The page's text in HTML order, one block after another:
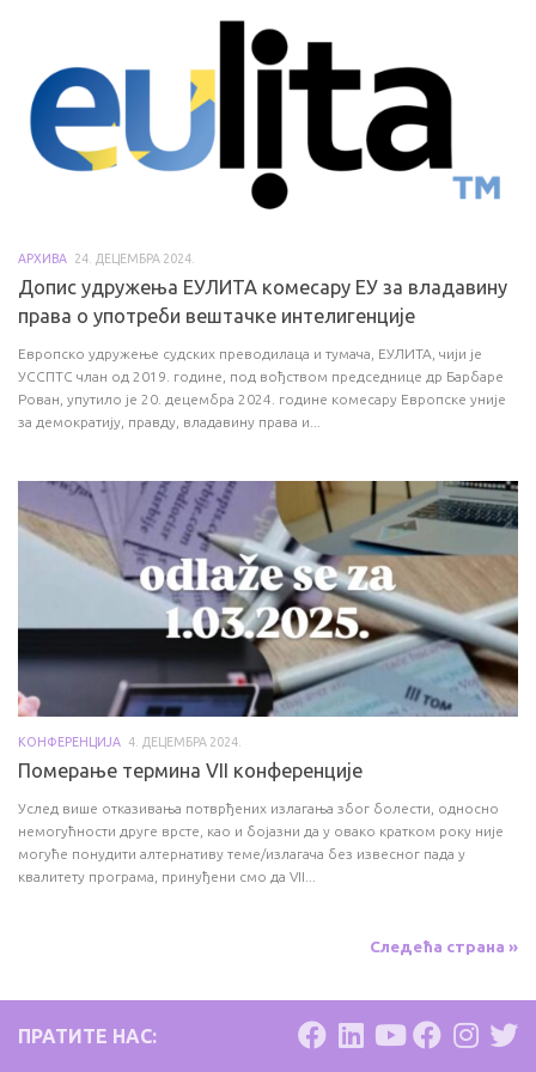
АРХИВА 24. ДЕЦЕМБРА 2024.
Допис удружења ЕУЛИТА комесару ЕУ за владавину
права o употреби вештачке интелигенције
Европско удружење судских преводилаца и тумача, ЕУЛИТА, чији је
УССПТС члан од 2019. године, под вођством председнице др Барбаре
Рован, упутило је 20. децембра 2024. године комесару Европске уније
за демократију, правду, владавину права и...
КОНФЕРЕНЦИЈА 4. ДЕЦЕМБРА 2024.
Померање термина VII конференције
Услед више отказивања потврђених излагања због болести, односно
немогућности друге врсте, као и бојазни да у овако кратком року није
могуће понудити алтернативу теме/излагача без извесног пада у
квалитету програма, принуђени смо да VII...
Следећа страна »
ПРАТИТЕ НАС: